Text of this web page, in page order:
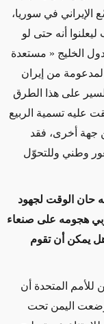
في سوريا،
أنه حتى لو
الخليج « مستعدة
من إيران
على هذا الطرق
عليه تسمية الربيع
جهة أخرى، فقد
وطني وللتحوّل
حان الوقت لجهود
هجومه على صنعاء
يمكن أن تقوم
للأمم المتحدة أن
وضعت اليمن تحت